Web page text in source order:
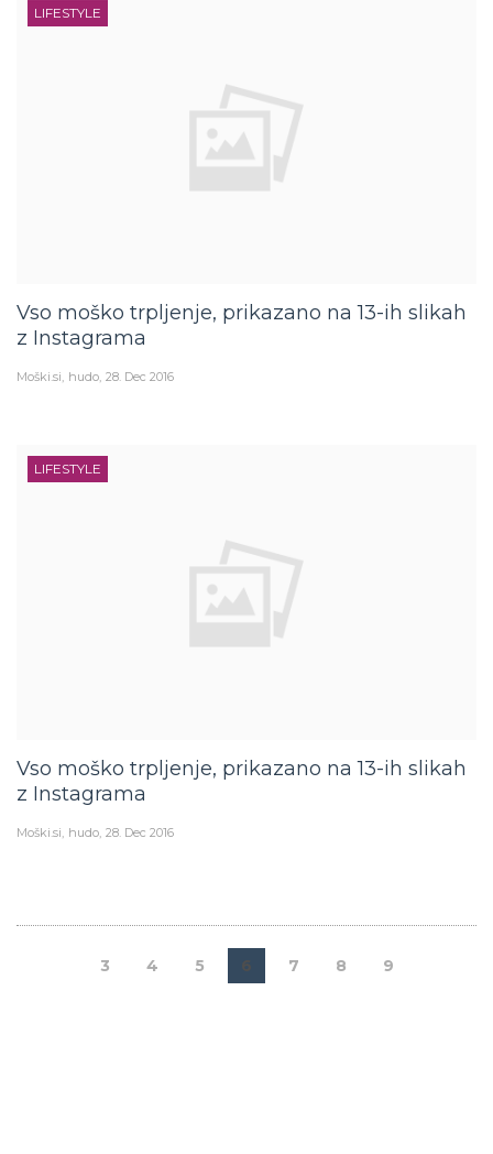
LIFESTYLE
Vso moško trpljenje, prikazano na 13-ih slikah
z Instagrama
Moški.si hudo 28. Dec 2016
LIFESTYLE
Vso moško trpljenje, prikazano na 13-ih slikah
z Instagrama
Moški.si hudo 28. Dec 2016
3 4 5 6 7 8 9